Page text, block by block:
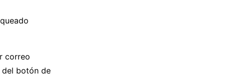
correo
del botón de